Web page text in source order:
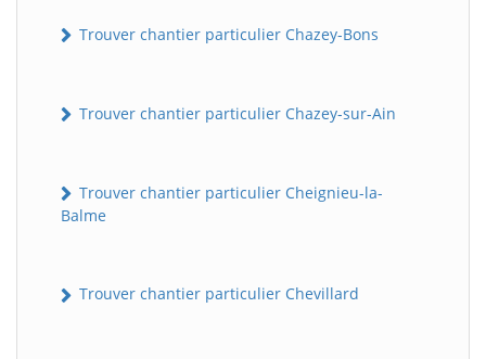
Trouver chantier particulier Chazey-Bons
Trouver chantier particulier Chazey-sur-Ain
Trouver chantier particulier Cheignieu-la-
Balme
Trouver chantier particulier Chevillard